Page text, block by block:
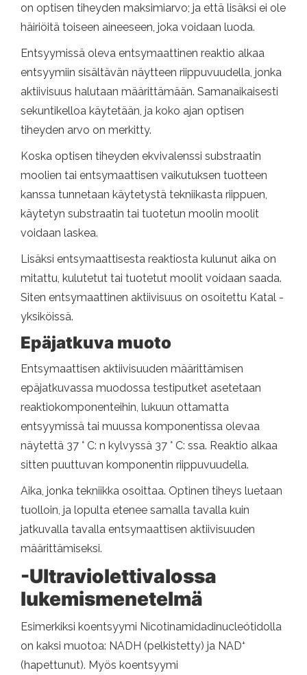
on optisen tiheyden maksimiarvo; ja että lisäksi ei ole
häiriöitä toiseen aineeseen, joka voidaan luoda.
Entsyymissä oleva entsymaattinen reaktio alkaa
entsyymiin sisältävän näytteen riippuvuudella, jonka
aktiivisuus halutaan määrittämään. Samanaikaisesti
sekuntikelloa käytetään, ja koko ajan optisen
tiheyden arvo on merkitty.
Koska optisen tiheyden ekvivalenssi substraatin
moolien tai entsymaattisen vaikutuksen tuotteen
kanssa tunnetaan käytetystä tekniikasta riippuen,
käytetyn substraatin tai tuotetun moolin moolit
voidaan laskea.
Lisäksi entsymaattisesta reaktiosta kulunut aika on
mitattu, kulutetut tai tuotetut moolit voidaan saada.
Siten entsymaattinen aktiivisuus on osoitettu Katal -
yksiköissä.
Epäjatkuva muoto
Entsymaattisen aktiivisuuden määrittämisen
epäjatkuvassa muodossa testiputket asetetaan
reaktiokomponenteihin, lukuun ottamatta
entsyymissä tai muussa komponentissa olevaa
näytettä 37 ° C: n kylvyssä 37 ° C: ssa. Reaktio alkaa
sitten puuttuvan komponentin riippuvuudella.
Aika, jonka tekniikka osoittaa. Optinen tiheys luetaan
tuolloin, ja lopulta etenee samalla tavalla kuin
jatkuvalla tavalla entsymaattisen aktiivisuuden
määrittämiseksi.
-Ultraviolettivalossa
lukemismenetelmä
Esimerkiksi koentsyymi Nicotinamidadinucleótidolla
on kaksi muotoa: NADH (pelkistetty) ja NAD+
(hapettunut). Myös koentsyymi